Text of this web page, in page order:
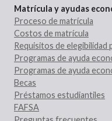
Matrícula y ayudas
Proceso de matrícula
Costos de matrícula
Requisitos de elegibilidad
Programas de ayuda
Programas de ayuda
Becas
Préstamos estudiantiles
FAFSA